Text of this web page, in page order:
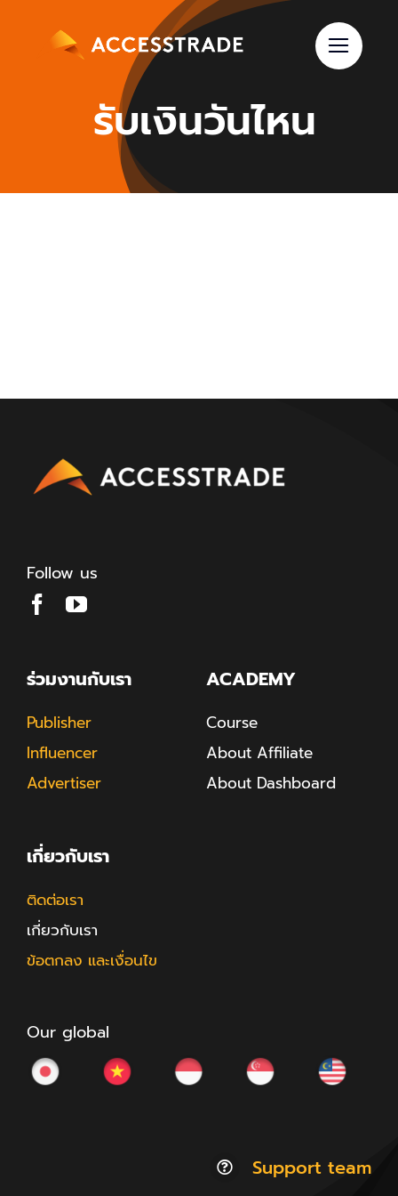
รับเงินวันไหน
Follow us
ร่วมงานกับเรา
Publisher
Influencer
Advertiser
ACADEMY
Course
About Affiliate
About Dashboard
เกี่ยวกับเรา
ติดต่อเรา
เกี่ยวกับเรา
ข้อตกลง และเงื่อนไข
Our global
Support team